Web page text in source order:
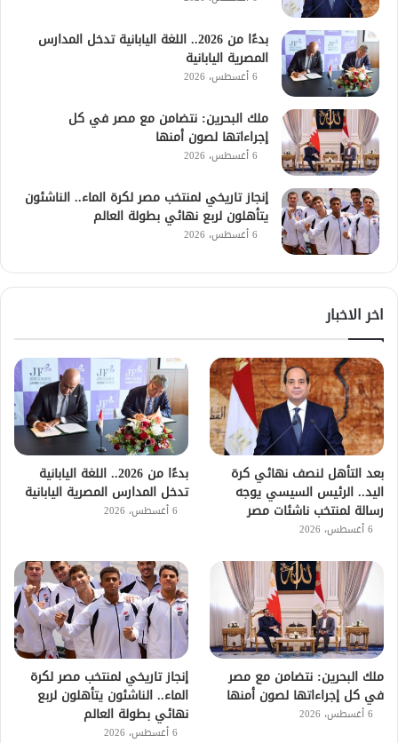
بدءًا من 2026.. اللغة اليابانية تدخل المدارس
المصرية اليابانية
6 أغسطس، 2026
ملك البحرين: نتضامن مع مصر في كل
إجراءاتها لصون أمنها
6 أغسطس، 2026
إنجاز تاريخي لمنتخب مصر لكرة الماء.. الناشئون
يتأهلون لربع نهائي بطولة العالم
6 أغسطس، 2026
اخر الاخبار
بعد التأهل لنصف نهائي كرة
اليد.. الرئيس السيسي يوجه
رسالة لمنتخب ناشئات مصر
6 أغسطس، 2026
بدءًا من 2026.. اللغة اليابانية
تدخل المدارس المصرية اليابانية
6 أغسطس، 2026
ملك البحرين: نتضامن مع مصر
في كل إجراءاتها لصون أمنها
6 أغسطس، 2026
إنجاز تاريخي لمنتخب مصر لكرة
الماء.. الناشئون يتأهلون لربع
نهائي بطولة العالم
6 أغسطس، 2026